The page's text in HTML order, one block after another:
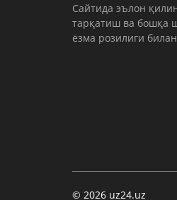
Cайтида эълон
тарқатиш ва бошқа
ёзма розилиги
© 2026 uz24.uz